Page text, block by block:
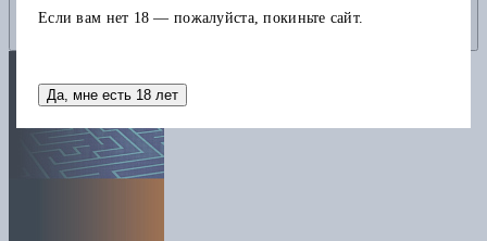
Если вам нет 18 — пожалуйста, покиньте сайт.
Да, мне есть 18 лет